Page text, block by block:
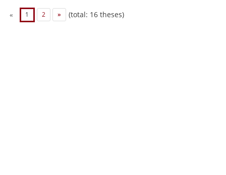
« 1 2 » (total: 16 theses)